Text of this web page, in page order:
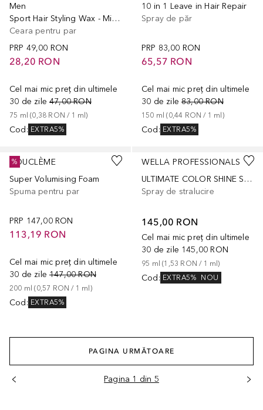
Men
Sport Hair Styling Wax - Mild Fixation
Ceara pentru par
PRP 49,00 RON
28,20 RON
Cel mai mic preț din ultimele
30 de zile 47,00 RON
75 ml (0,38 RON / 1 ml)
Cod : EXTRA5%
10 in 1 Leave in Hair Repair
Spray de păr
PRP 83,00 RON
65,57 RON
Cel mai mic preț din ultimele
30 de zile 83,00 RON
150 ml (0,44 RON / 1 ml)
Cod : EXTRA5%
BOUCLÈME
Super Volumising Foam
Spuma pentru par
PRP 147,00 RON
113,19 RON
Cel mai mic preț din ultimele
30 de zile 147,00 RON
200 ml (0,57 RON / 1 ml)
Cod : EXTRA5%
%
WELLA PROFESSIONALS
ULTIMATE COLOR SHINE SPRAY
Spray de stralucire
145,00 RON
Cel mai mic preț din ultimele
30 de zile 145,00 RON
95 ml (1,53 RON / 1 ml)
Cod : EXTRA5% NOU
PAGINA URMĂTOARE
Pagina 1 din 5